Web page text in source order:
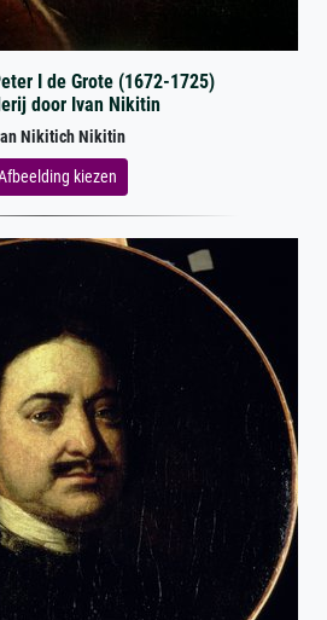
I de Grote (1672-1725)
door Ivan Nikitin
Nikitich Nikitin
kiezen